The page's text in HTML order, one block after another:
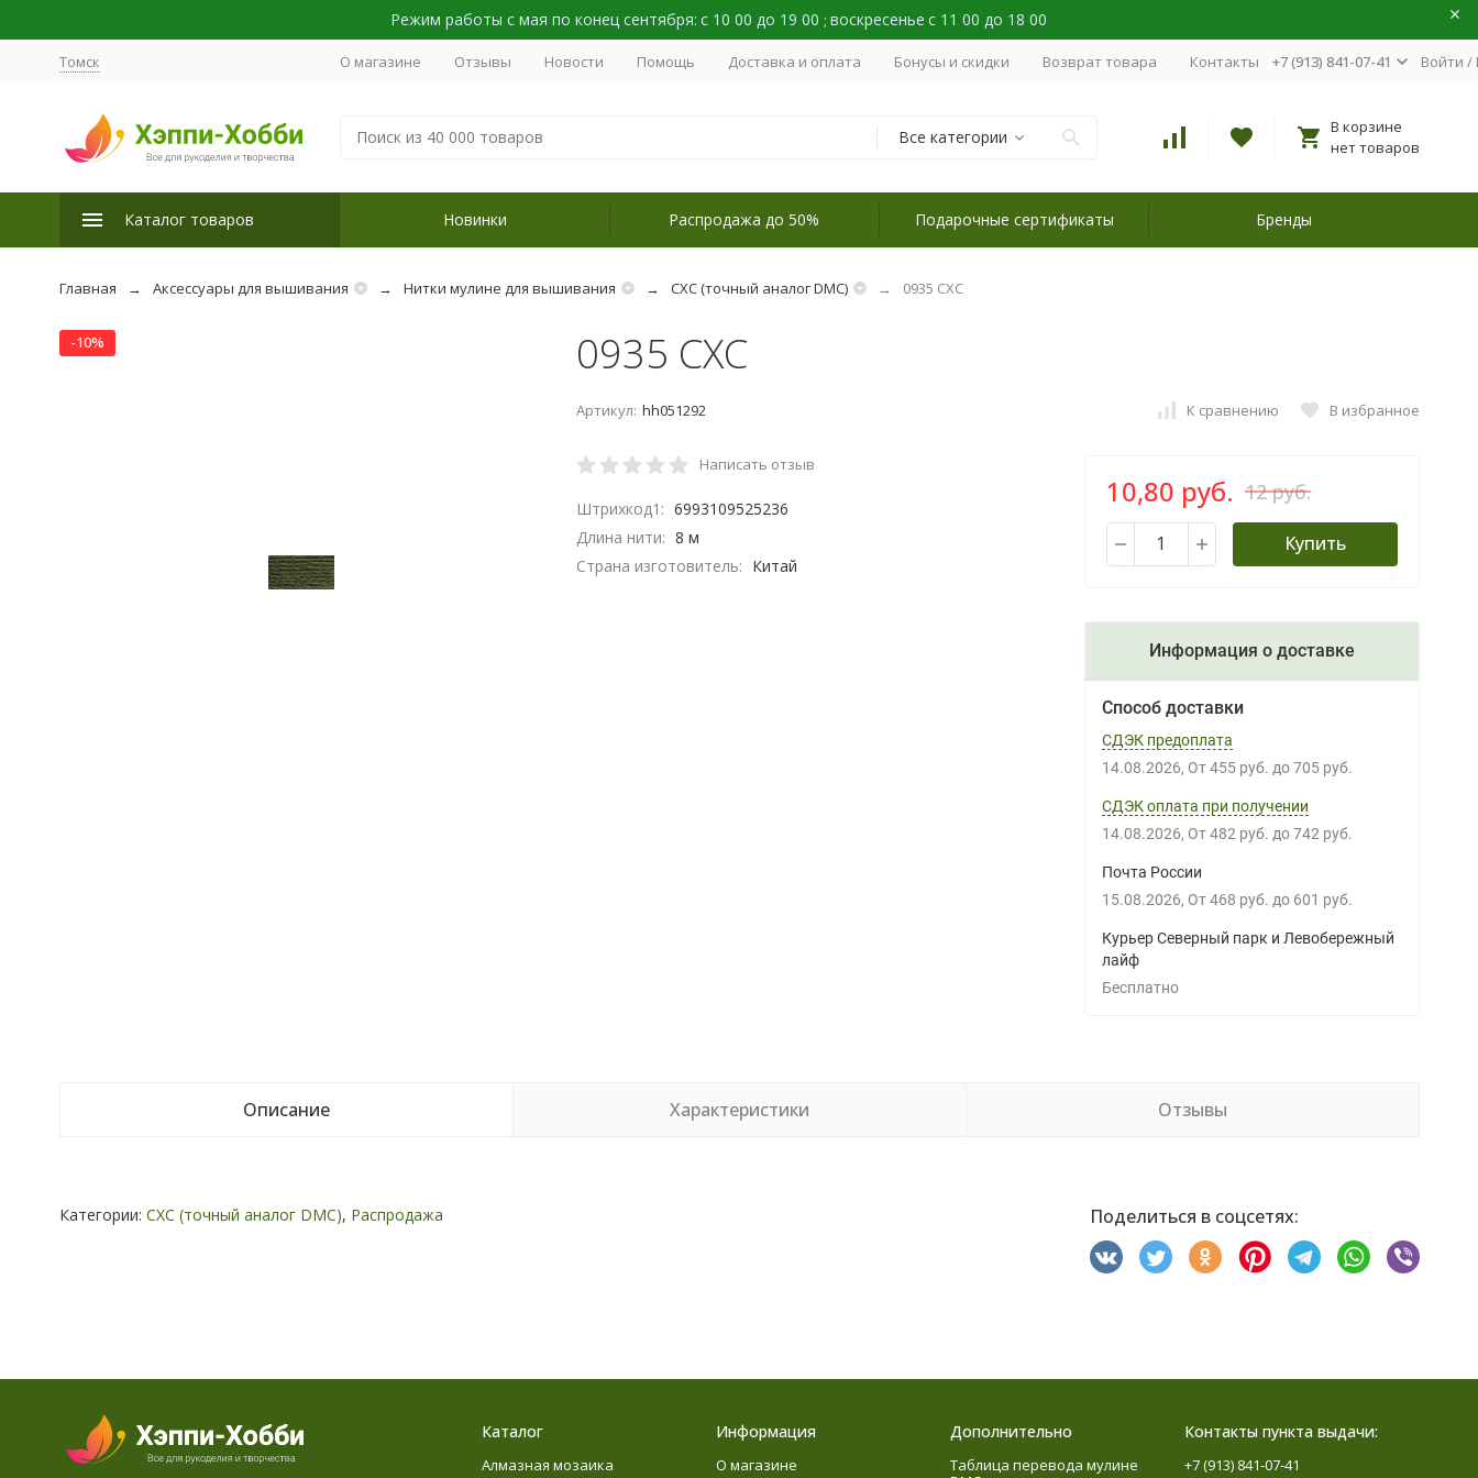
Режим работы с мая по конец сентября: с 10 00 до 19 00 ; воскресенье с 11 00 до 18 00
Томск О магазине Отзывы Новости Помощь Доставка и оплата Бонусы и скидки Возврат товара Контакты +7 (913) 841-07-41 Войти /
Все категории
В корзине
нет товаров
Каталог товаров Новинки Распродажа до 50% Подарочные сертификаты Бренды
Главная Аксессуары для вышивания Нитки мулине для вышивания СХС (точный аналог DMC) 0935 СХС
-10% 0935 СХС
Артикул: hh051292 К сравнению В избранное
Написать отзыв
Штрихкод1: 6993109525236
Длина нити: 8 м
Страна изготовитель: Китай
10,80 руб. 12 руб.
Купить
Информация о доставке
Способ доставки
СДЭК предоплата
14.08.2026 От 455 руб. до 705 руб.
СДЭК оплата при получении
14.08.2026 От 482 руб. до 742 руб.
Почта России
15.08.2026 От 468 руб. до 601 руб.
Курьер Северный парк и Левобережный
лайф
Бесплатно
Описание Характеристики Отзывы
Категории: СХС (точный аналог DMC), Распродажа Поделиться в соцсетях:
Каталог
Алмазная мозаика
Информация
О магазине
Дополнительно
Таблица перевода мулине
Контакты пункта выдачи:
+7 (913) 841-07-41